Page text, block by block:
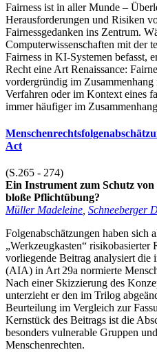
Fairness ist in aller Munde –
Herausforderungen und Risiken
Fairnessgedanken ins Zentrum.
Computerwissenschaften mit der
Fairness in KI-Systemen befasst,
Recht eine Art Renaissance:
vordergründig im
Verfahren oder im Kontext eines
immer häufiger im
Act
(S.265 - 274)
Ein Instrument zum Schutz
bloße Pflichtübung?
Müller Madeleine Schneeberger
Folgenabschätzungen haben sich
„Werkzeugkasten“ risikobasierter
vorliegende Beitrag analysiert
(AIA) in Art 29a normierte
Nach einer Skizzierung des
unterzieht er den im Trilog
Beurteilung im Vergleich zur
Kernstück des Beitrags ist die
besonders vulnerable Gruppen
Menschenrechten.